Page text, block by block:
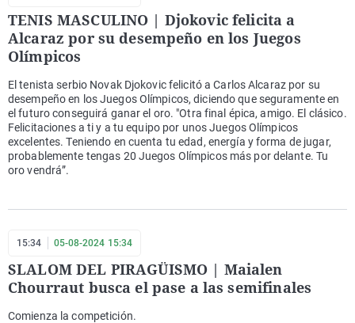
TENIS MASCULINO | Djokovic felicita a
Alcaraz por su desempeño en los Juegos
Olímpicos
El tenista serbio Novak Djokovic felicitó a Carlos Alcaraz por su
desempeño en los Juegos Olímpicos, diciendo que seguramente en
el futuro conseguirá ganar el oro. "Otra final épica, amigo. El clásico.
Felicitaciones a ti y a tu equipo por unos Juegos Olímpicos
excelentes. Teniendo en cuenta tu edad, energía y forma de jugar,
probablemente tengas 20 Juegos Olímpicos más por delante. Tu
oro vendrá”.
15:34 05-08-2024 15:34
SLALOM DEL PIRAGÜISMO | Maialen
Chourraut busca el pase a las semifinales
Comienza la competición.